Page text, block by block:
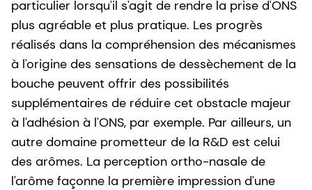
particulier lorsqu'il s'agit de rendre la prise d'ONS
plus agréable et plus pratique. Les progrès
réalisés dans la compréhension des mécanismes
à l'origine des sensations de dessèchement de la
bouche peuvent offrir des possibilités
supplémentaires de réduire cet obstacle majeur
à l'adhésion à l'ONS, par exemple. Par ailleurs, un
autre domaine prometteur de la R&D est celui
des arômes. La perception ortho-nasale de
l'arôme façonne la première impression d'une